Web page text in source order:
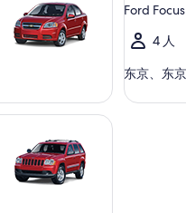
Ford Focus
4 人
东京、东